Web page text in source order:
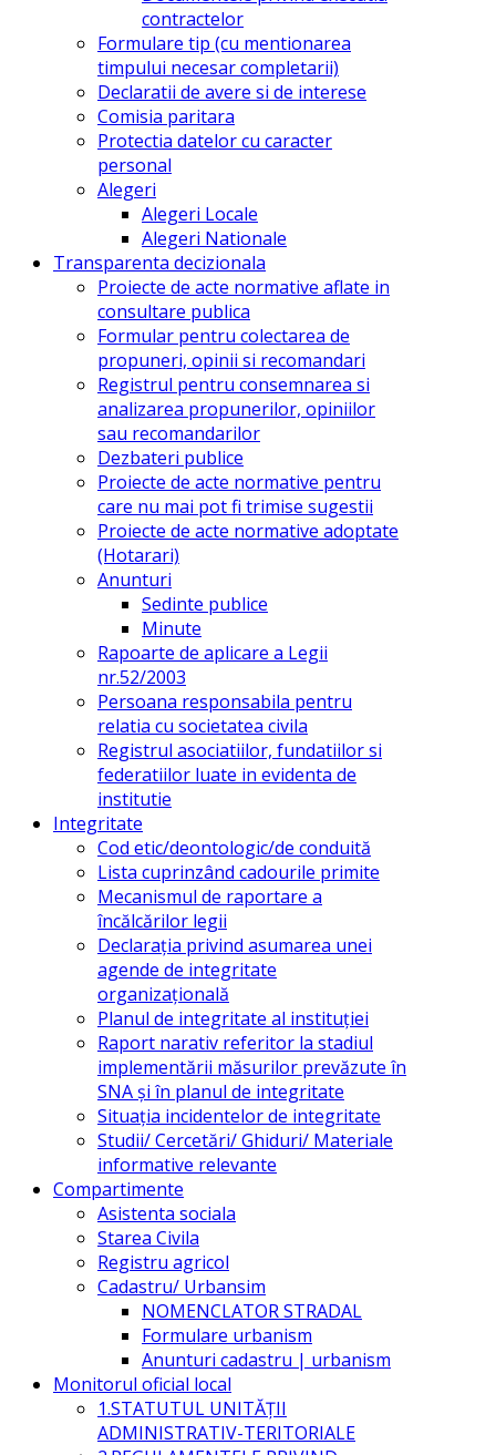
contractelor
Formulare tip (cu mentionarea
timpului necesar completarii)
Declaratii de avere si de interese
Comisia paritara
Protectia datelor cu caracter
personal
Alegeri
Alegeri Locale
Alegeri Nationale
Transparenta decizionala
Proiecte de acte normative aflate in
consultare publica
Formular pentru colectarea de
propuneri, opinii si recomandari
Registrul pentru consemnarea si
analizarea propunerilor, opiniilor
sau recomandarilor
Dezbateri publice
Proiecte de acte normative pentru
care nu mai pot fi trimise sugestii
Proiecte de acte normative adoptate
(Hotarari)
Anunturi
Sedinte publice
Minute
Rapoarte de aplicare a Legii
nr.52/2003
Persoana responsabila pentru
relatia cu societatea civila
Registrul asociatiilor, fundatiilor si
federatiilor luate in evidenta de
institutie
Integritate
Cod etic/deontologic/de conduită
Lista cuprinzând cadourile primite
Mecanismul de raportare a
încălcărilor legii
Declarația privind asumarea unei
agende de integritate
organizațională
Planul de integritate al instituției
Raport narativ referitor la stadiul
implementării măsurilor prevăzute în
SNA și în planul de integritate
Situația incidentelor de integritate
Studii/ Cercetări/ Ghiduri/ Materiale
informative relevante
Compartimente
Asistenta sociala
Starea Civila
Registru agricol
Cadastru/ Urbansim
NOMENCLATOR STRADAL
Formulare urbanism
Anunturi cadastru | urbanism
Monitorul oficial local
1.STATUTUL UNITĂŢII
ADMINISTRATIV-TERITORIALE